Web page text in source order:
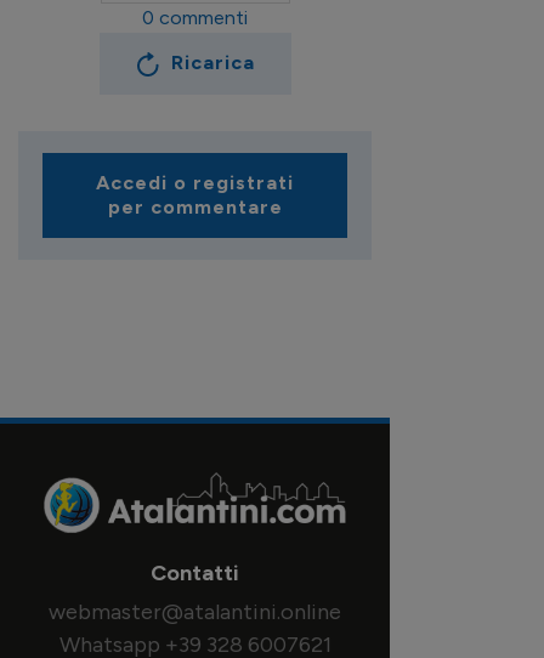
Ricarica
0 commenti
Accedi o registrati
per commentare
Contatti
webmaster@atalantini.online
Whatsapp +39 328 6007621